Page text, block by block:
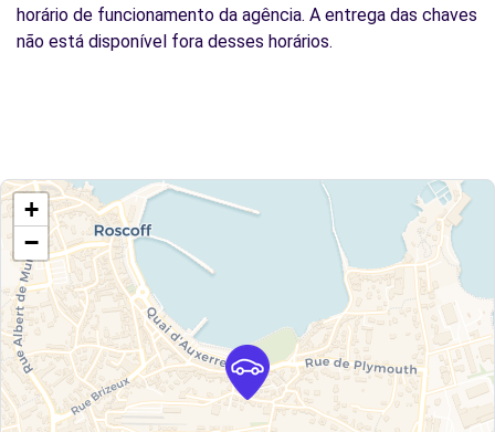
horário de funcionamento da agência. A entrega das chaves
não está disponível fora desses horários.
+
−